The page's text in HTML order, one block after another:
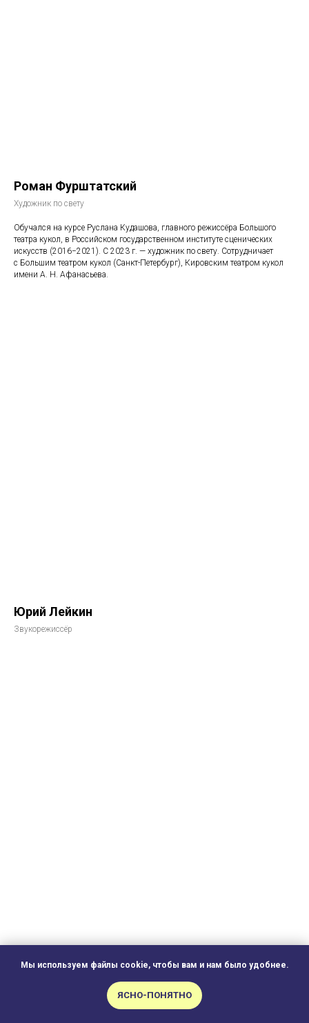
Роман Фурштатский
Художник по свету
Обучался на курсе Руслана Кудашова, главного режиссёра Большого
театра кукол, в Российском государственном институте сценических
искусств (2016−2021). С 2023 г. — художник по свету. Сотрудничает
с Большим театром кукол (Санкт-Петербург), Кировским театром кукол
имени А. Н. Афанасьева.
Юрий Лейкин
Звукорежиссёр
Александра Дмитриева
Мы используем файлы cookie, чтобы вам и нам было удобнее.
ЯСНО-ПОНЯТНО